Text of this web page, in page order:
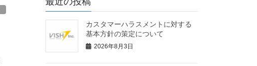
カスタマーハラスメントに対する
基本方針の策定について
2026年8月3日